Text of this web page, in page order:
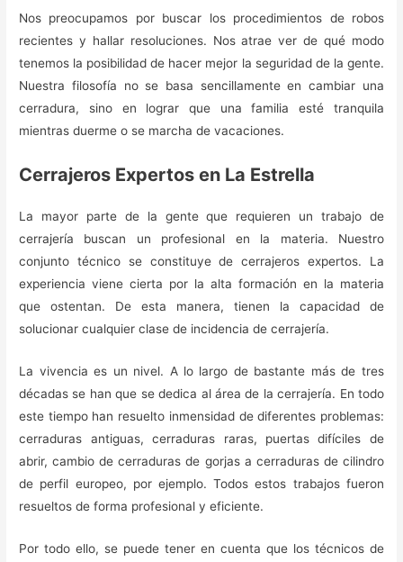
Nos preocupamos por buscar los procedimientos de robos
recientes y hallar resoluciones. Nos atrae ver de qué modo
tenemos la posibilidad de hacer mejor la seguridad de la gente.
Nuestra filosofía no se basa sencillamente en cambiar una
cerradura, sino en lograr que una familia esté tranquila
mientras duerme o se marcha de vacaciones.
Cerrajeros Expertos en La Estrella
La mayor parte de la gente que requieren un trabajo de
cerrajería buscan un profesional en la materia. Nuestro
conjunto técnico se constituye de cerrajeros expertos. La
experiencia viene cierta por la alta formación en la materia
que ostentan. De esta manera, tienen la capacidad de
solucionar cualquier clase de incidencia de cerrajería.
La vivencia es un nivel. A lo largo de bastante más de tres
décadas se han que se dedica al área de la cerrajería. En todo
este tiempo han resuelto inmensidad de diferentes problemas:
cerraduras antiguas, cerraduras raras, puertas difíciles de
abrir, cambio de cerraduras de gorjas a cerraduras de cilindro
de perfil europeo, por ejemplo. Todos estos trabajos fueron
resueltos de forma profesional y eficiente.
Por todo ello, se puede tener en cuenta que los técnicos de